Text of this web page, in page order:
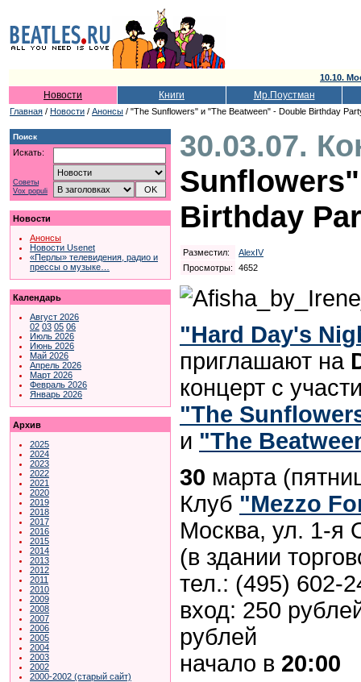
10.10.
Новости Книги Мр.Поустман
Главная / Новости / Анонсы / "The Sunflowers" и "The Beatween" - Double Birthday
Поиск
Искать:
Советы
Vox populi
Новости
Анонсы
Новости Usenet
«Перлы» телевидения, радио и
прессы о музыке…
Календарь
Август 2026
02 03 05 06
Июль 2026
Июнь 2026
Май 2026
Апрель 2026
Март 2026
Февраль 2026
Январь 2026
Архив
2025
2024
2023
2022
2021
2020
2019
2018
2017
2016
2015
2014
2013
2012
2011
2010
2009
2008
2007
2006
2005
2004
2003
2002
2000-2002 (старый сайт)
30.03.07.
Birthday
Разместил:
AlexIV
Просмотры:
4652
"Hard Day's
приглашают на
концерт с
"The
и "The
30 марта
Клуб "Mezzo
Москва, ул. 1-я
(в здании
тел.: (495) 602-
вход: 250
рублей
начало в 20:00